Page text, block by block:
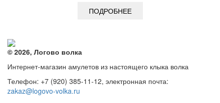
ПОДРОБНЕЕ
© 2026, Логово волка
Интернет-магазин амулетов из настоящего клыка волка
Телефон: +7 (920) 385-11-12, электронная почта:
zakaz@logovo-volka.ru